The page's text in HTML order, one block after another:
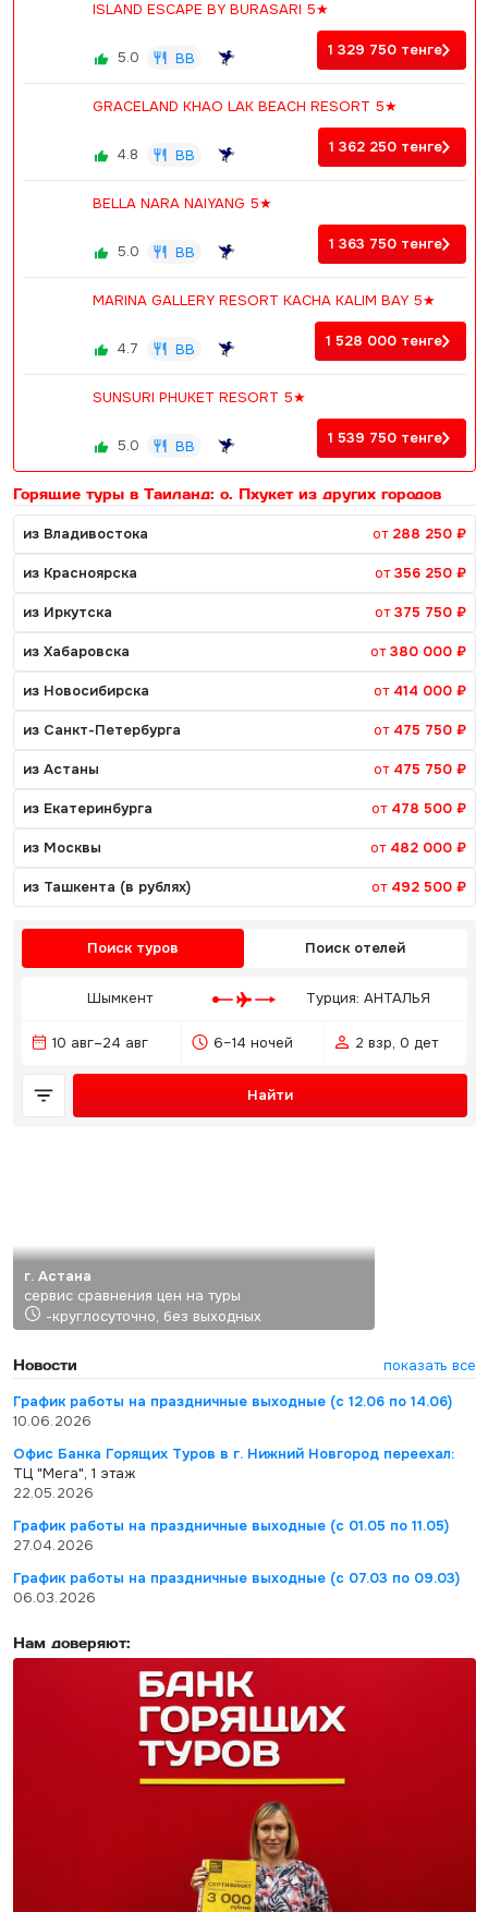
ISLAND ESCAPE BY BURASARI 5★
5.0 BB 1 329 750 тенге
GRACELAND KHAO LAK BEACH RESORT 5★
4.8 BB 1 362 250 тенге
BELLA NARA NAIYANG 5★
5.0 BB 1 363 750 тенге
MARINA GALLERY RESORT KACHA KALIM BAY 5★
4.7 BB 1 528 000 тенге
SUNSURI PHUKET RESORT 5★
5.0 BB 1 539 750 тенге
Горящие туры в Таиланд: о. Пхукет из других городов
из Владивостока от 288 250 ₽
из Красноярска от 356 250 ₽
из Иркутска от 375 750 ₽
из Хабаровска от 380 000 ₽
из Новосибирска от 414 000 ₽
из Санкт-Петербурга от 475 750 ₽
из Астаны от 475 750 ₽
из Екатеринбурга от 478 500 ₽
из Москвы от 482 000 ₽
из Ташкента (в рублях) от 492 500 ₽
Поиск туров Поиск отелей
Шымкент Турция: АНТАЛЬЯ
10 авг–24 авг 6–14 ночей 2 взр, 0 дет
Найти
г. Астана
сервис сравнения цен на туры
-круглосуточно, без выходных
Новости
показать все
График работы на праздничные выходные (с 12.06 по 14.06)
10.06.2026
Офис Банка Горящих Туров в г. Нижний Новгород переехал:
ТЦ "Мега", 1 этаж
22.05.2026
График работы на праздничные выходные (с 01.05 по 11.05)
27.04.2026
График работы на праздничные выходные (с 07.03 по 09.03)
06.03.2026
Нам доверяют: